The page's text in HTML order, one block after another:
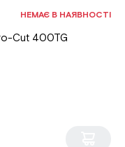
НЕМАЄ В НАЯВНОСТІ
Cut 400TG